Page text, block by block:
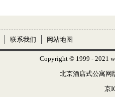
联系我们 网站地图
Copyright © 1999 - 2021
北京酒店式公寓网
京